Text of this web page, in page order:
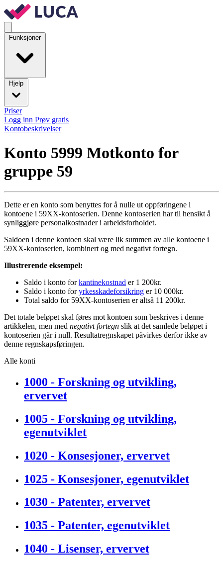
Funksjoner
Hjelp
Priser
Logg inn Prøv gratis
Kontobeskrivelser
Konto 5999 Motkonto for
gruppe 59
Dette er en konto som benyttes for å nulle ut oppføringene i
kontoene i 59XX-kontoserien. Denne kontoserien har til hensikt å
synliggjøre personalkostnader i arbeidsforholdet.
Saldoen i denne kontoen skal være lik summen av alle kontoene i
59XX-kontoserien, kombinert og med negativt fortegn.
Illustrerende eksempel:
Saldo i konto forkantinekostnad er 1 200kr.
Saldo i konto foryrkesskadeforsikring er 10 000kr.
Total saldo for 59XX-kontoserien er altså 11 200kr.
Det totale beløpet skal føres mot kontoen som beskrives i denne
artikkelen, men med negativt fortegn slik at det samlede beløpet i
kontoserien går i null. Resultatregnskapet påvirkes derfor ikke av
denne regnskapsføringen.
Alle konti
1000 - Forskning og utvikling,
ervervet
1005 - Forskning og utvikling,
egenutviklet
1020 - Konsesjoner, ervervet
1025 - Konsesjoner, egenutviklet
1030 - Patenter, ervervet
1035 - Patenter, egenutviklet
1040 - Lisenser, ervervet